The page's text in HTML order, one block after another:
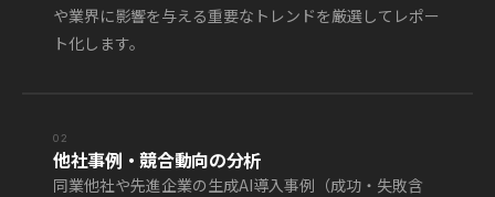
や業界に影響を与える重要なトレンドを厳選してレポー
ト化します。
02
他社事例・競合動向の分析
同業他社や先進企業の生成AI導入事例（成功・失敗含